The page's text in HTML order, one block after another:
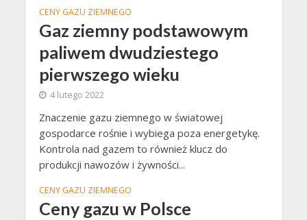
CENY GAZU ZIEMNEGO
Gaz ziemny podstawowym
paliwem dwudziestego
pierwszego wieku
4 lutego 2022
Znaczenie gazu ziemnego w światowej
gospodarce rośnie i wybiega poza energetykę.
Kontrola nad gazem to również klucz do
produkcji nawozów i żywności...
CENY GAZU ZIEMNEGO
Ceny gazu w Polsce